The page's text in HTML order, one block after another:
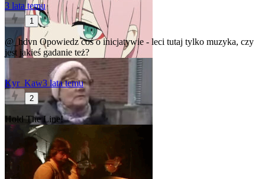
3 lata temu
1
@_hdvn Opowiedz coś o inicjatywie - leci tutaj tylko muzyka, czy
jest jakieś gadanie też?
Kyr_Kaw3 lata temu
2
Hold The Line!